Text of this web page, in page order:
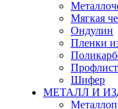
Мягкая
Ондулин
Пленки
Шифер
МЕТАЛЛ И